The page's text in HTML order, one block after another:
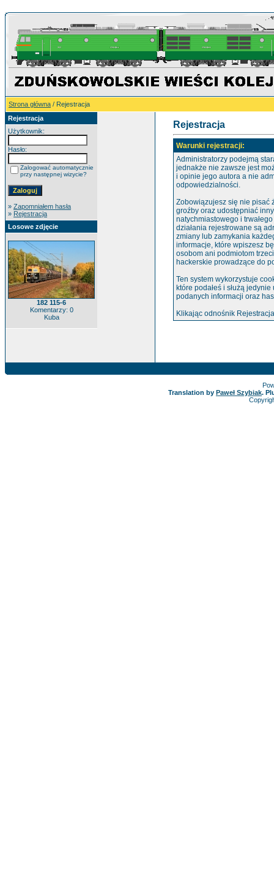
Strona główna / Rejestracja
Rejestracja
Użytkownik:
Hasło:
Zalogować automatycznie
przy następnej wizycie?
» Zapomniałem hasła
» Rejestracja
Losowe zdjęcie
182 115-6
Komentarzy: 0
Kuba
Rejestracja
Warunki rejestracji:
Administratorzy podejmą
jednakże nie zawsze jest
i opinie jego autora a nie
odpowiedzialności.
Zobowiązujesz się nie pisać
groźby oraz udostępniać
natychmiastowego i
działania rejestrowane są
zmiany lub zamykania
informacje, które wpiszesz
osobom ani podmiotom
hackerskie prowadzące do
Ten system wykorzystuje
które podałeś i służą
podanych informacji oraz
Klikając odnośnik
Translation by Paweł Szybiak.